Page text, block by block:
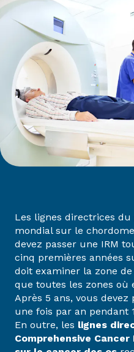
Les lignes directrices
mondial sur le
devez passer une IRM
cinq premières années
doit examiner la zone
que toutes les zones où
Après 5 ans, vous
une fois par an pendant
En outre, les lignes
Comprehensive